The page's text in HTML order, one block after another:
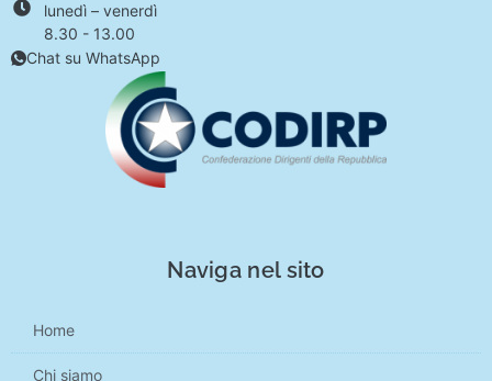
lunedì – venerdì
8.30 - 13.00
Chat su WhatsApp
Naviga nel sito
Home
Chi siamo